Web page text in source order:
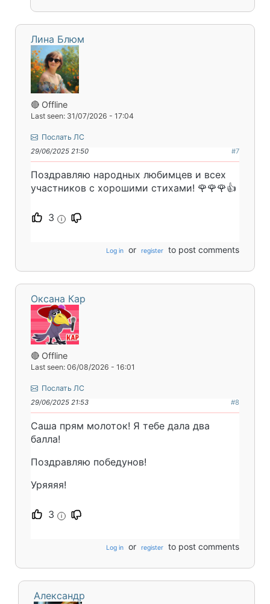
Лина Блюм
🔴 Offline
Last seen: 31/07/2026 - 17:04
Послать ЛС
29/06/2025 21:50 #7
Поздравляю народных любимцев и всех
участников с хорошими стихами! 🌹🌹🌹👍
3 i
Log in or register to post comments
Оксана Кар
🔴 Offline
Last seen: 06/08/2026 - 16:01
Послать ЛС
29/06/2025 21:53 #8
Саша прям молоток! Я тебе дала два
балла!
Поздравляю победунов!
Уряяяя!
3 i
Log in or register to post comments
Александр